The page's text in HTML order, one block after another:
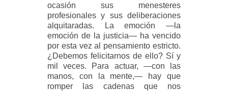
ocasión sus menesteres
profesionales y sus deliberaciones
alquitaradas. La emoción —la
emoción de la justicia— ha vencido
por esta vez al pensamiento estricto.
¿Debemos felicitarnos de ello? Sí y
mil veces. Para actuar, —con las
manos, con la mente,— hay que
romper las cadenas que nos